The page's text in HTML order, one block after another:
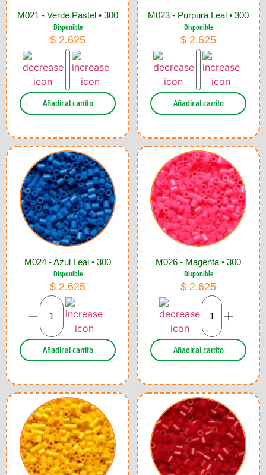
M021 - Verde Pastel • 300
Disponible
$ 2.625
Añadir al carrito
M023 - Purpura Leal • 300
Disponible
$ 2.625
Añadir al carrito
M024 - Azul Leal • 300
Disponible
$ 2.625
Añadir al carrito
M026 - Magenta • 300
Disponible
$ 2.625
Añadir al carrito